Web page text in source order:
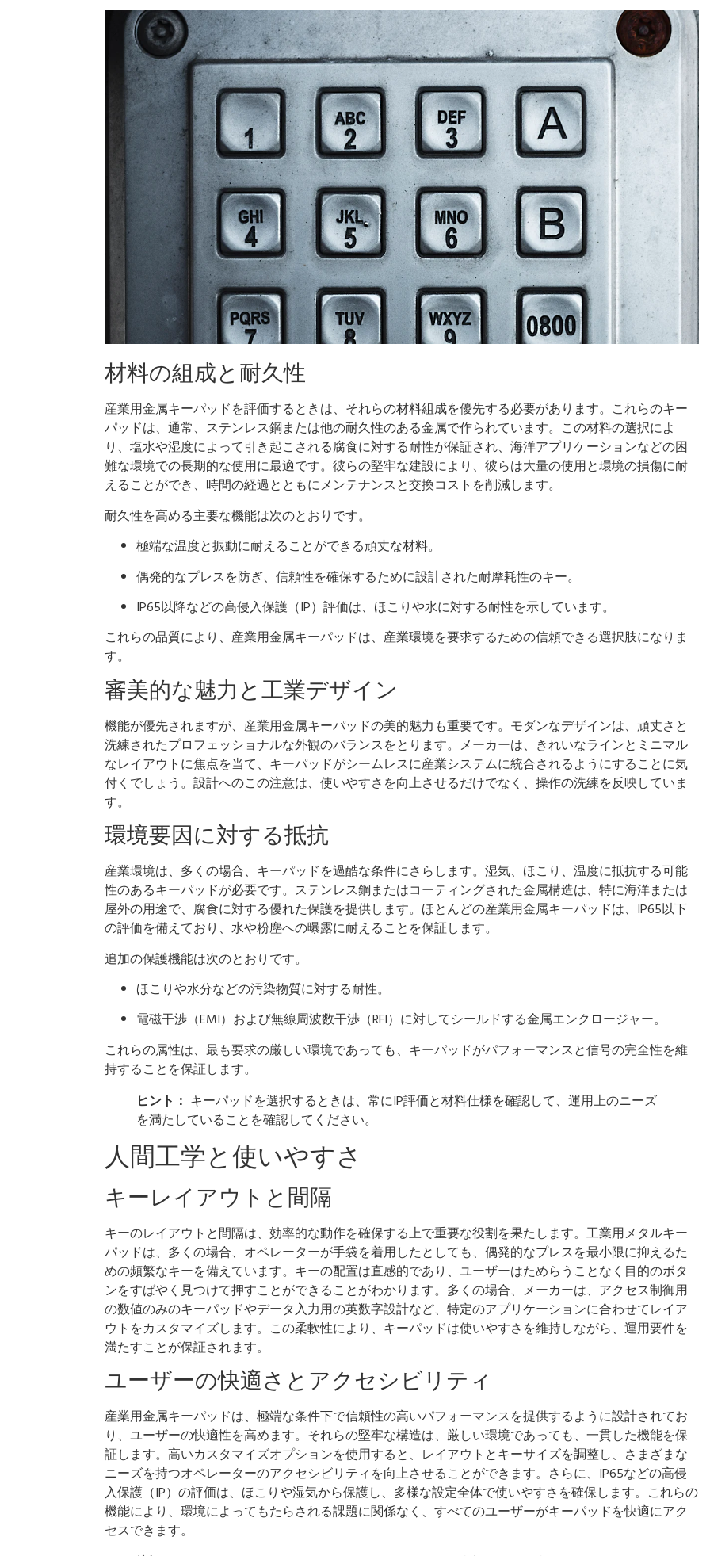
材料の組成と耐久性
産業用金属キーパッドを評価するときは、それらの材料組成を優先する必要があります。これらのキー
パッドは、通常、ステンレス鋼または他の耐久性のある金属で作られています。この材料の選択によ
り、塩水や湿度によって引き起こされる腐食に対する耐性が保証され、海洋アプリケーションなどの困
難な環境での長期的な使用に最適です。彼らの堅牢な建設により、彼らは大量の使用と環境の損傷に耐
えることができ、時間の経過とともにメンテナンスと交換コストを削減します。
耐久性を高める主要な機能は次のとおりです。
極端な温度と振動に耐えることができる頑丈な材料。
偶発的なプレスを防ぎ、信頼性を確保するために設計された耐摩耗性のキー。
IP65以降などの高侵入保護（IP）評価は、ほこりや水に対する耐性を示しています。
これらの品質により、産業用金属キーパッドは、産業環境を要求するための信頼できる選択肢になりま
す。
審美的な魅力と工業デザイン
機能が優先されますが、産業用金属キーパッドの美的魅力も重要です。モダンなデザインは、頑丈さと
洗練されたプロフェッショナルな外観のバランスをとります。メーカーは、きれいなラインとミニマル
なレイアウトに焦点を当て、キーパッドがシームレスに産業システムに統合されるようにすることに気
付くでしょう。設計へのこの注意は、使いやすさを向上させるだけでなく、操作の洗練を反映していま
す。
環境要因に対する抵抗
産業環境は、多くの場合、キーパッドを過酷な条件にさらします。湿気、ほこり、温度に抵抗する可能
性のあるキーパッドが必要です。ステンレス鋼またはコーティングされた金属構造は、特に海洋または
屋外の用途で、腐食に対する優れた保護を提供します。ほとんどの産業用金属キーパッドは、IP65以下
の評価を備えており、水や粉塵への曝露に耐えることを保証します。
追加の保護機能は次のとおりです。
ほこりや水分などの汚染物質に対する耐性。
電磁干渉（EMI）および無線周波数干渉（RFI）に対してシールドする金属エンクロージャー。
これらの属性は、最も要求の厳しい環境であっても、キーパッドがパフォーマンスと信号の完全性を維
持することを保証します。
ヒント： キーパッドを選択するときは、常にIP評価と材料仕様を確認して、運用上のニーズ
を満たしていることを確認してください。
人間工学と使いやすさ
キーレイアウトと間隔
キーのレイアウトと間隔は、効率的な動作を確保する上で重要な役割を果たします。工業用メタルキー
パッドは、多くの場合、オペレーターが手袋を着用したとしても、偶発的なプレスを最小限に抑えるた
めの頻繁なキーを備えています。キーの配置は直感的であり、ユーザーはためらうことなく目的のボタ
ンをすばやく見つけて押すことができることがわかります。多くの場合、メーカーは、アクセス制御用
の数値のみのキーパッドやデータ入力用の英数字設計など、特定のアプリケーションに合わせてレイア
ウトをカスタマイズします。この柔軟性により、キーパッドは使いやすさを維持しながら、運用要件を
満たすことが保証されます。
ユーザーの快適さとアクセシビリティ
産業用金属キーパッドは、極端な条件下で信頼性の高いパフォーマンスを提供するように設計されてお
り、ユーザーの快適性を高めます。それらの堅牢な構造は、厳しい環境であっても、一貫した機能を保
証します。高いカスタマイズオプションを使用すると、レイアウトとキーサイズを調整し、さまざまな
ニーズを持つオペレーターのアクセシビリティを向上させることができます。さらに、IP65などの高侵
入保護（IP）の評価は、ほこりや湿気から保護し、多様な設定全体で使いやすさを確保します。これらの
機能により、環境によってもたらされる課題に関係なく、すべてのユーザーがキーパッドを快適にアク
セスできます。